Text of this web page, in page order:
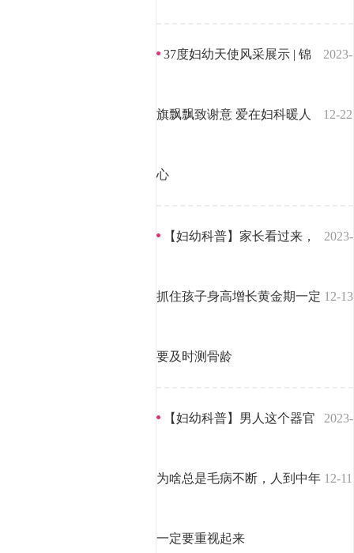
37度妇幼天使风采展示 | 锦
旗飘飘致谢意 爱在妇科暖人
心
2023-
12-22
【妇幼科普】家长看过来，
抓住孩子身高增长黄金期一定
要及时测骨龄
2023-
12-13
【妇幼科普】男人这个器官
为啥总是毛病不断，人到中年
一定要重视起来
2023-
12-11